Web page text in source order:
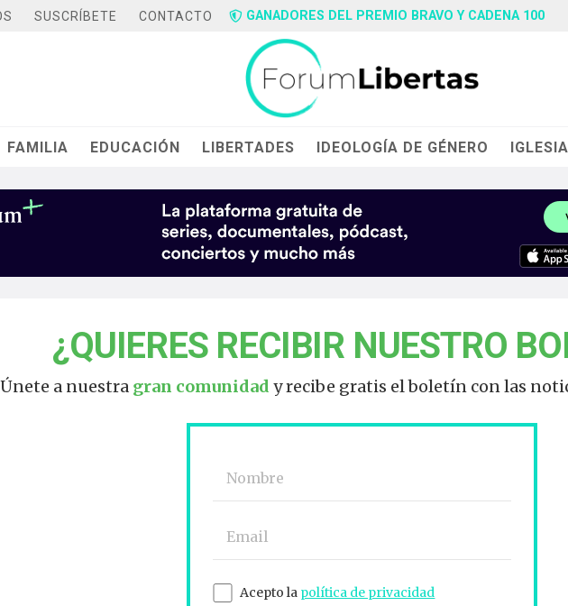
SUSCRÍBETE CONTACTO GANADORES DEL PREMIO BRAVO Y CADENA 100
FAMILIA EDUCACIÓN LIBERTADES IDEOLOGÍA DE GÉNERO IGLESIA
¿QUIERES RECIBIR NUESTRO
a nuestra gran comunidad y recibe gratis el boletín con las
Acepto la política de privacidad